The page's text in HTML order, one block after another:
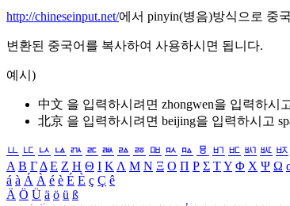
http://chineseinput.net/에서 pinyin(병음)방식으로 중
변환된 중국어를 복사하여 사용하시면 됩니다.
예시)
中文 을 입력하시려면 zhongwen을 입력하시
北京 을 입력하시려면 beijing을 입력하시고
ㅥ ㅦ ㅧ ㅨ ㅩ ㅪ ㅫ ㅬ ㅭ ㅮ ㅯ ㅰ ㅱ ㅲ ㅳ ㅴ ㅵ ㅶ
Α Β ΓΔ Ε Ζ Η Θ Ι ΚΛ Μ Ν Ξ Ο Π Ρ Σ ΤΥ Φ Χ Ψ Ω
á à Á À é è É È ç Ç ê
Ä Ö Ü ä ö ü ß